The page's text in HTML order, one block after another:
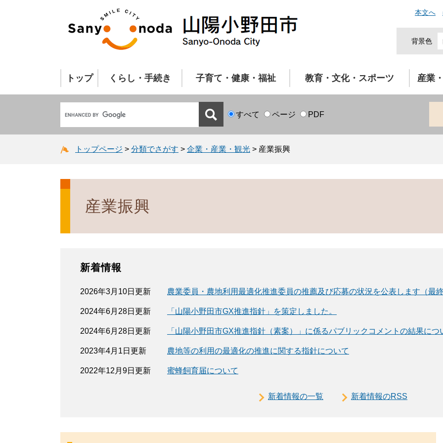
本文へ
背景色
トップ くらし・手続き 子育て・健康・福祉 教育・文化・スポーツ 産業
すべて ページ PDF
トップページ > 分類でさがす > 企業・産業・観光 > 産業振興
産業振興
新着情報
2026年3月10日更新 農業委員・農地利用最適化推進委員の推薦及び応募の状況を公表します（最終
2024年6月28日更新 「山陽小野田市GX推進指針」を策定しました。
2024年6月28日更新 「山陽小野田市GX推進指針（素案）」に係るパブリックコメントの結果につ
2023年4月1日更新 農地等の利用の最適化の推進に関する指針について
2022年12月9日更新 蜜蜂飼育届について
新着情報の一覧 新着情報のRSS